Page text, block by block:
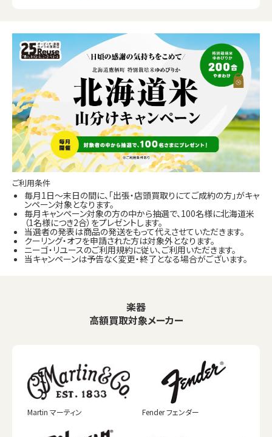
ご利用条件
毎月1日～末日の間に、「出張・店頭買取りにてご成約の方」がキャ
ンペーン対象となります。
毎月キャンペーン対象の方の中から抽選で、100名様に北海道米
（1名様につき2合）をプレゼントします。
当選者の発表は商品の発送をもって代えさせていただきます。
クーリング・オフを申請された方は対象外となります。
ニーゴ・リユースのご利用規約に従い、ご利用いただきます。
当キャンペーンは予告なく変更・終了となる場合がございます。
楽器
高額買取対象メーカー
Martin マーティン Fender フェンダー